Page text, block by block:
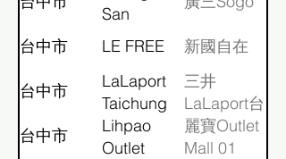
San
SOGO
Dept.
Store
台中市 LE FREE 新國自在
台中市
LaLaport
Taichung
三井
LaLaport台
中
台中市
Lihpao
Outlet
麗寶Outlet
Mall 01